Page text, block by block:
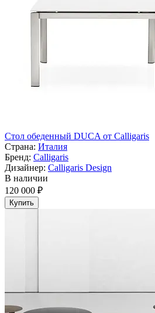
Cтол обеденный DUCA от Calligaris
Страна: Италия
Бренд: Calligaris
Дизайнер: Calligaris Design
В наличии
120 000 ₽
Купить